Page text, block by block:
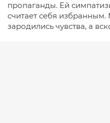
пропаганды. Ей
считает себя
зародились чувства, а